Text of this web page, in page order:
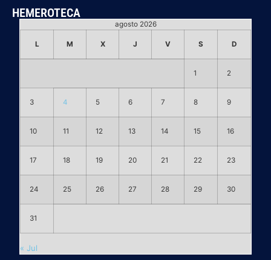
HEMEROTECA
agosto 2026
L M X J V S D
1 2
3 4 5 6 7 8 9
10 11 12 13 14 15 16
17 18 19 20 21 22 23
24 25 26 27 28 29 30
31
« Jul